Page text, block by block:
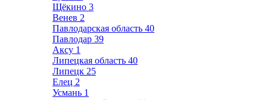
Щёкино 3
Венев 2
Павлодарская область 40
Павлодар 39
Аксу 1
Липецкая область 40
Липецк 25
Елец 2
Усмань 1